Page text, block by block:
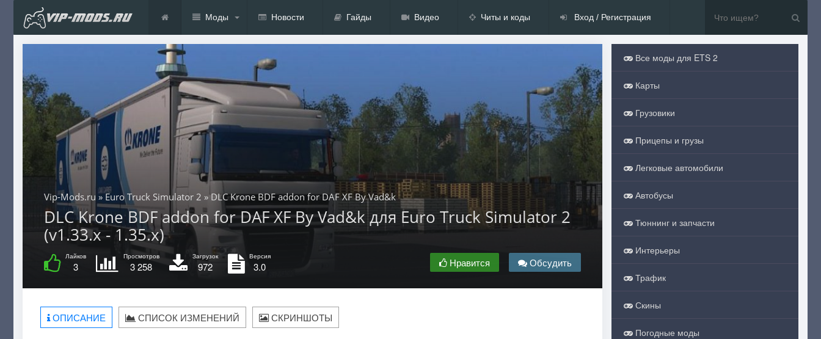
Моды Новости Гайды Видео Читы и коды Вход / Регистрация
Vip-Mods.ru »Euro Truck Simulator 2 » DLC Krone BDF addon for DAF XF By Vad&k
DLC Krone BDF addon for DAF XF By Vad&k для Euro Truck Simulator 2
(v1.33.x - 1.35.x)
Лайков
3
Просмотров
3 258
Загрузок
972
Версия
3.0 Нравится Обсудить
ОПИСАНИЕ СПИСОК ИЗМЕНЕНИЙ СКРИНШОТЫ
Все моды для ETS 2
Карты
Грузовики
Прицепы и грузы
Легковые автомобили
Автобусы
Тюннинг и запчасти
Интерьеры
Трафик
Скины
Погодные моды